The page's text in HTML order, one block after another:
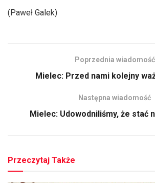
(Paweł Galek)
Poprzednia wiadomość
Mielec: Przed nami kolejny
Następna wiadomość
Mielec: Udowodniliśmy, że stać
Przeczytaj Także